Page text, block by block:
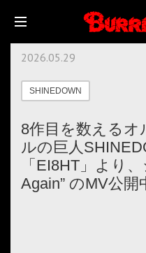
2026.05.29
SHINEDOWN
8作目を数えるオ
ルの巨人
「EI8HT」より
Again” のMV公開